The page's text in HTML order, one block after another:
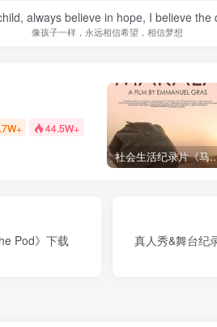
always believe in hope, I believe the
像孩子一样，永远相信希望，相信梦想
44.5W+
社会生活纪录片《
Pod》下载
真人秀&舞台纪